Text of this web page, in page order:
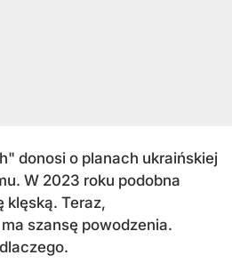
donosi o planach ukraińskiej
W 2023 roku podobna
klęską. Teraz,
szansę powodzenia.